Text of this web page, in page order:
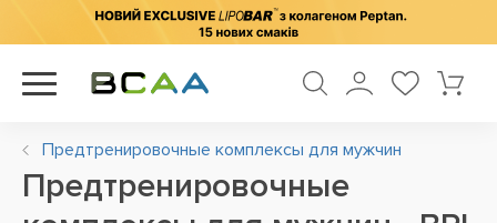
Предтренировочные комплексы для мужчин
Предтренировочные